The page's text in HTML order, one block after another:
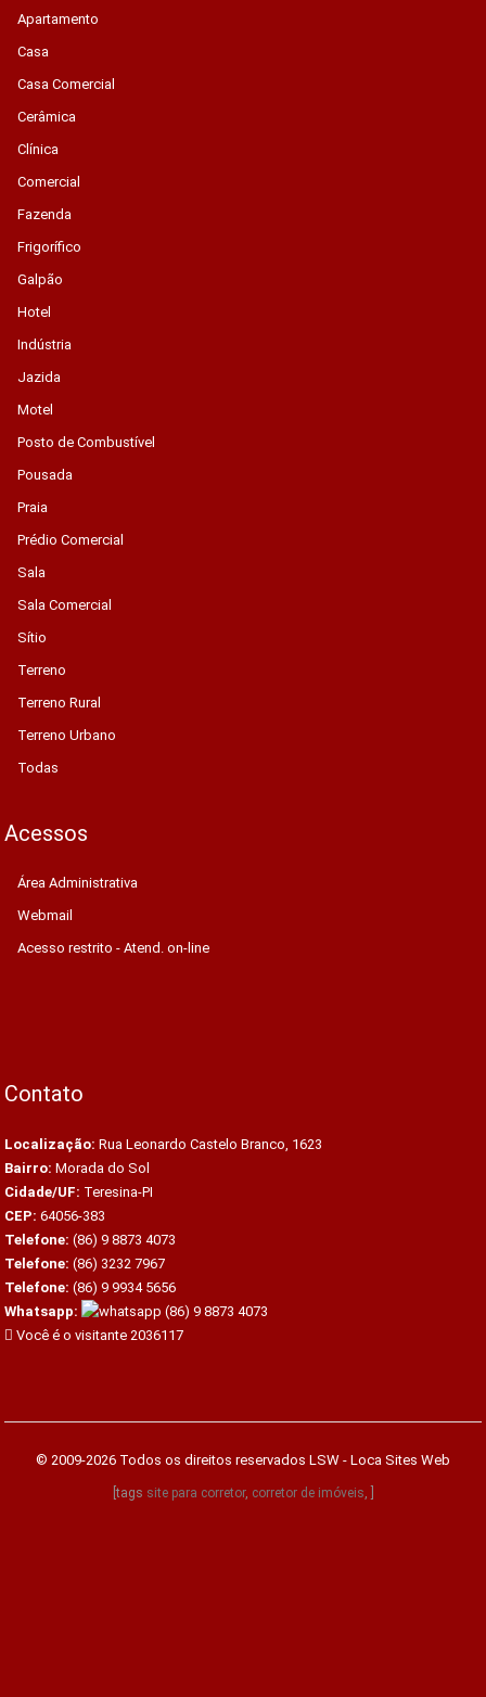
Apartamento
Casa
Casa Comercial
Cerâmica
Clínica
Comercial
Fazenda
Frigorífico
Galpão
Hotel
Indústria
Jazida
Motel
Posto de Combustível
Pousada
Praia
Prédio Comercial
Sala
Sala Comercial
Sítio
Terreno
Terreno Rural
Terreno Urbano
Todas
Acessos
Área Administrativa
Webmail
Acesso restrito - Atend. on-line
Contato
Localização: Rua Leonardo Castelo Branco, 1623
Bairro: Morada do Sol
Cidade/UF: Teresina-PI
CEP: 64056-383
Telefone: (86) 9 8873 4073
Telefone: (86) 3232 7967
Telefone: (86) 9 9934 5656
Whatsapp:
(86) 9 8873 4073
Você é o visitante 2036117
© 2009-2026 Todos os direitos reservados LSW - Loca Sites Web
[tags site para corretor, corretor de imóveis, ]